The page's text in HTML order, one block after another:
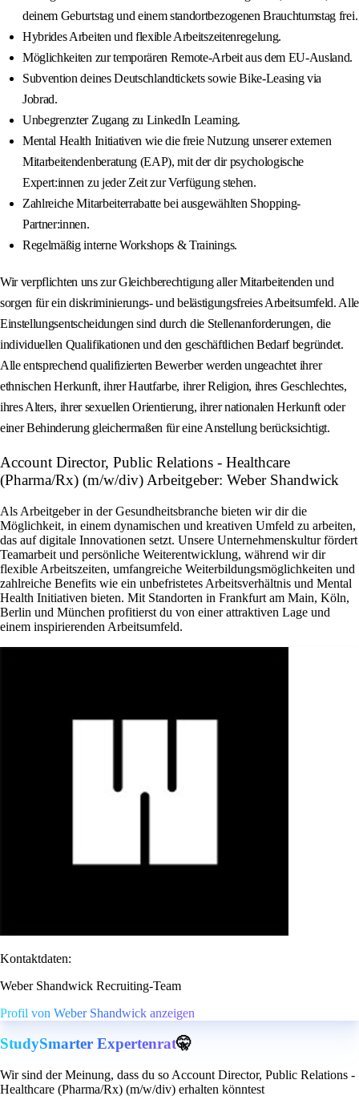
deinem Geburtstag und einem standortbezogenen Brauchtumstag frei.
Hybrides Arbeiten und flexible Arbeitszeitenregelung.
Möglichkeiten zur temporären Remote-Arbeit aus dem EU-Ausland.
Subvention deines Deutschlandtickets sowie Bike-Leasing via
Jobrad.
Unbegrenzter Zugang zu LinkedIn Learning.
Mental Health Initiativen wie die freie Nutzung unserer externen
Mitarbeitendenberatung (EAP), mit der dir psychologische
Expert:innen zu jeder Zeit zur Verfügung stehen.
Zahlreiche Mitarbeiterrabatte bei ausgewählten Shopping-
Partner:innen.
Regelmäßig interne Workshops & Trainings.
Wir verpflichten uns zur Gleichberechtigung aller Mitarbeitenden und
sorgen für ein diskriminierungs- und belästigungsfreies Arbeitsumfeld. Alle
Einstellungsentscheidungen sind durch die Stellenanforderungen, die
individuellen Qualifikationen und den geschäftlichen Bedarf begründet.
Alle entsprechend qualifizierten Bewerber werden ungeachtet ihrer
ethnischen Herkunft, ihrer Hautfarbe, ihrer Religion, ihres Geschlechtes,
ihres Alters, ihrer sexuellen Orientierung, ihrer nationalen Herkunft oder
einer Behinderung gleichermaßen für eine Anstellung berücksichtigt.
Account Director, Public Relations - Healthcare
(Pharma/Rx) (m/w/div) Arbeitgeber: Weber Shandwick
Als Arbeitgeber in der Gesundheitsbranche bieten wir dir die
Möglichkeit, in einem dynamischen und kreativen Umfeld zu arbeiten,
das auf digitale Innovationen setzt. Unsere Unternehmenskultur fördert
Teamarbeit und persönliche Weiterentwicklung, während wir dir
flexible Arbeitszeiten, umfangreiche Weiterbildungsmöglichkeiten und
zahlreiche Benefits wie ein unbefristetes Arbeitsverhältnis und Mental
Health Initiativen bieten. Mit Standorten in Frankfurt am Main, Köln,
Berlin und München profitierst du von einer attraktiven Lage und
einem inspirierenden Arbeitsumfeld.
Kontaktdaten:
Weber Shandwick Recruiting-Team
Profil von Weber Shandwick anzeigen
StudySmarter Expertenrat🤫
Wir sind der Meinung, dass du so Account Director, Public Relations -
Healthcare (Pharma/Rx) (m/w/div) erhalten könntest